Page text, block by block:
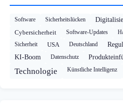
Software Sicherheitslücken
Cybersicherheit Software-Updates
Sicherheit
USA Deutschland
KI-Boom Datenschutz
Technologie Künstliche Intelligenz